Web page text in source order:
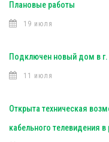
Плановые работы
19 июля
Подключен новый дом в
11 июля
Открыта техническая
кабельного телевидения